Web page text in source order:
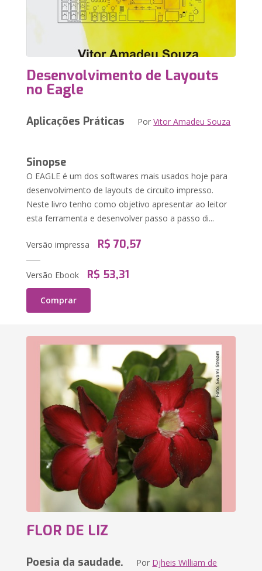
Desenvolvimento de Layouts
no Eagle
Aplicações Práticas PorVitor Amadeu Souza
Sinopse
O EAGLE é um dos softwares mais usados hoje para
desenvolvimento de layouts de circuito impresso.
Neste livro tenho como objetivo apresentar ao leitor
esta ferramenta e desenvolver passo a passo di...
Versão impressa R$ 70,57
Versão Ebook R$ 53,31
Comprar
FLOR DE LIZ
Poesia da saudade. Por Djheis William de